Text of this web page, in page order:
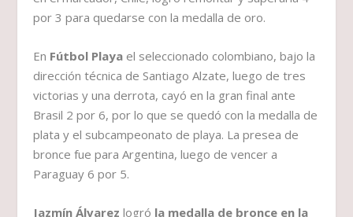
por 3 para quedarse con la medalla de oro.
En Fútbol Playa el seleccionado colombiano, bajo la
dirección técnica de Santiago Alzate, luego de tres
victorias y una derrota, cayó en la gran final ante
Brasil 2 por 6, por lo que se quedó con la medalla de
plata y el subcampeonato de playa. La presea de
bronce fue para Argentina, luego de vencer a
Paraguay 6 por 5.
Jazmín Álvarez logró la medalla de bronce en la